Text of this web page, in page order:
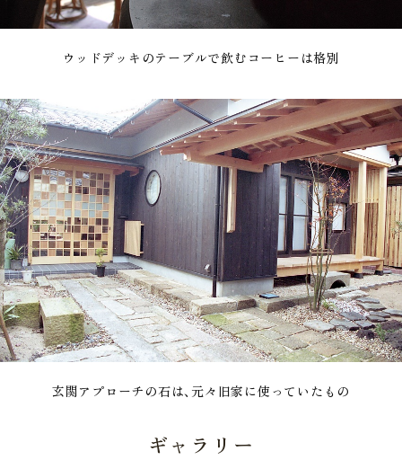
ウッドデッキのテーブルで飲むコーヒーは格別
玄関アプローチの石は、元々旧家に使っていたもの
ギャラリー